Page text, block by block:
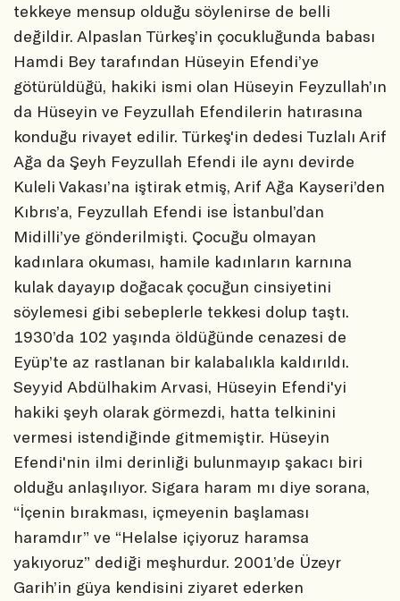
tekkeye mensup olduğu söylenirse de belli
değildir. Alpaslan Türkeş’in çocukluğunda babası
Hamdi Bey tarafından Hüseyin Efendi’ye
götürüldüğü, hakiki ismi olan Hüseyin Feyzullah’ın
da Hüseyin ve Feyzullah Efendilerin hatırasına
konduğu rivayet edilir. Türkeş'in dedesi Tuzlalı Arif
Ağa da Şeyh Feyzullah Efendi ile aynı devirde
Kuleli Vakası’na iştirak etmiş, Arif Ağa Kayseri’den
Kıbrıs’a, Feyzullah Efendi ise İstanbul’dan
Midilli’ye gönderilmişti. Çocuğu olmayan
kadınlara okuması, hamile kadınların karnına
kulak dayayıp doğacak çocuğun cinsiyetini
söylemesi gibi sebeplerle tekkesi dolup taştı.
1930’da 102 yaşında öldüğünde cenazesi de
Eyüp’te az rastlanan bir kalabalıkla kaldırıldı.
Seyyid Abdülhakim Arvasi, Hüseyin Efendi'yi
hakiki şeyh olarak görmezdi, hatta telkinini
vermesi istendiğinde gitmemiştir. Hüseyin
Efendi'nin ilmi derinliği bulunmayıp şakacı biri
olduğu anlaşılıyor. Sigara haram mı diye sorana,
“İçenin bırakması, içmeyenin başlaması
haramdır” ve “Helalse içiyoruz haramsa
yakıyoruz” dediği meşhurdur. 2001’de Üzeyr
Garih’in güya kendisini ziyaret ederken